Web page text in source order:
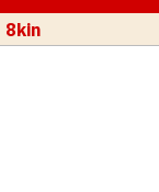
8kin